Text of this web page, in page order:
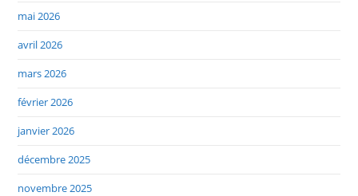
mai 2026
avril 2026
mars 2026
février 2026
janvier 2026
décembre 2025
novembre 2025